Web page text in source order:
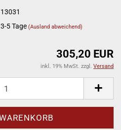
13031
3-5 Tage(Ausland abweichend)
305,20 EUR
inkl. 19% MwSt. zzgl. Versand